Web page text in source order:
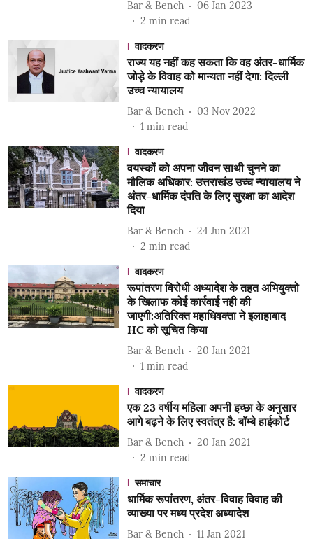
Bar & Bench
06 Jan 2023
2 min read
वादकरण
राज्य यह नहीं कह सकता कि वह अंतर-धार्मिक
जोड़े के विवाह को मान्यता नहीं देगा: दिल्ली
उच्च न्यायालय
Bar & Bench
03 Nov 2022
1 min read
वादकरण
वयस्कों को अपना जीवन साथी चुनने का
मौलिक अधिकार: उत्तराखंड उच्च न्यायालय ने
अंतर-धार्मिक दंपति के लिए सुरक्षा का आदेश
दिया
Bar & Bench
24 Jun 2021
2 min read
वादकरण
रूपांतरण विरोधी अध्यादेश के तहत अभियुक्तो
के खिलाफ कोई कार्रवाई नही की
जाएगी:अतिरिक्त महाधिवक्ता ने इलाहाबाद
HC को सूचित किया
Bar & Bench
20 Jan 2021
1 min read
वादकरण
एक 23 वर्षीय महिला अपनी इच्छा के अनुसार
आगे बढ़ने के लिए स्वतंत्र है: बॉम्बे हाईकोर्ट
Bar & Bench
20 Jan 2021
2 min read
समाचार
धार्मिक रूपांतरण, अंतर-विवाह विवाह की
व्याख्या पर मध्य प्रदेश अध्यादेश
Bar & Bench
11 Jan 2021